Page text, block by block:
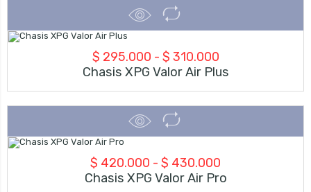
$ 295.000 - $ 310.000Rango
de
hasta
Chasis XPG Valor Air Plus
$ 420.000 - $ 430.000
de
Chasis XPG Valor Air Pro